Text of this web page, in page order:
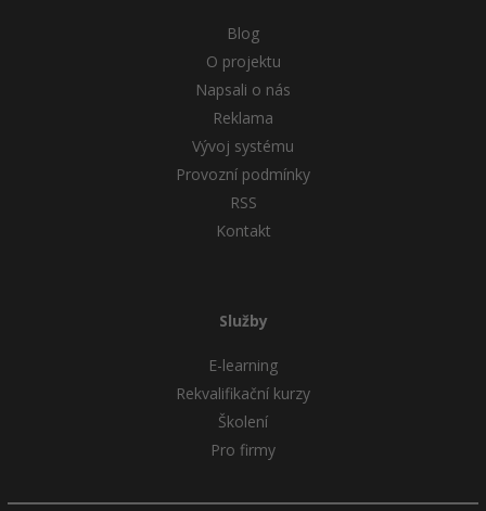
Blog
O projektu
Napsali o nás
Reklama
Vývoj systému
Provozní podmínky
RSS
Kontakt
Služby
E-learning
Rekvalifikační kurzy
Školení
Pro firmy